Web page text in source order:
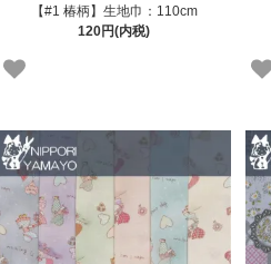
【#1 椿柄】生地巾：110cm
120円(内税)